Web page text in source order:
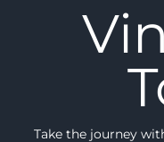
Take the journey